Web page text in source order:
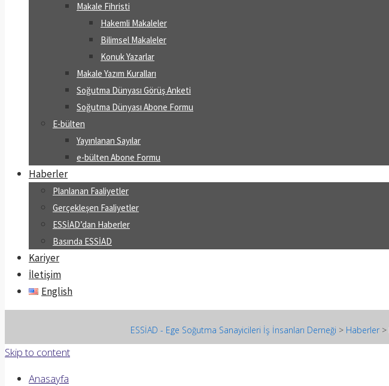
Makale Fihristi
Hakemli Makaleler
Bilimsel Makaleler
Konuk Yazarlar
Makale Yazım Kuralları
Soğutma Dünyası Görüş Anketi
Soğutma Dünyası Abone Formu
E-bülten
Yayınlanan Sayılar
e-bülten Abone Formu
Haberler
Planlanan Faaliyetler
Gerçekleşen Faaliyetler
ESSİAD’dan Haberler
Basında ESSİAD
Kariyer
İletişim
English
ESSİAD - Ege Soğutma Sanayicileri İş İnsanları Derneği > Haberler >
Skip to content
Anasayfa